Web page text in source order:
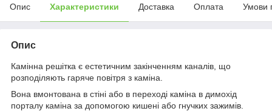
Опис Характеристики Доставка Оплата Умови
Опис
Камінна решітка є естетичним закінченням каналів, що
розподіляють гаряче повітря з каміна.
Вона вмонтована в стіні або в переході каміна в димохід
порталу каміна за допомогою кишені або гнучких зажимів.